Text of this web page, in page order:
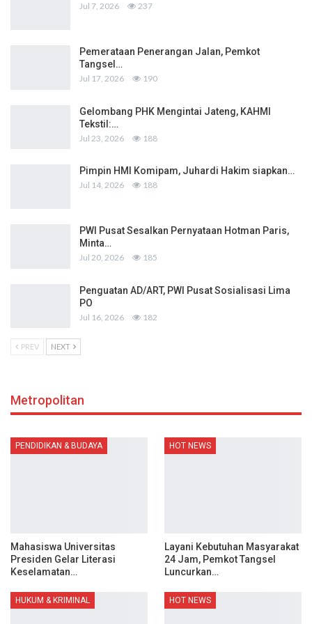
Jul 7, 2026 237
Pemerataan Penerangan Jalan, Pemkot
Tangsel…
Jul 17, 2026 190
Gelombang PHK Mengintai Jateng, KAHMI
Tekstil:…
Jul 23, 2026 188
Pimpin HMI Komipam, Juhardi Hakim siapkan…
Jul 14, 2026 188
PWI Pusat Sesalkan Pernyataan Hotman Paris,
Minta…
Jul 20, 2026 185
Penguatan AD/ART, PWI Pusat Sosialisasi Lima
PO
Jul 16, 2026 182
PREV NEXT
Metropolitan
PENDIDIKAN & BUDAYA
Mahasiswa Universitas
Presiden Gelar Literasi
Keselamatan…
HOT NEWS
Layani Kebutuhan Masyarakat
24 Jam, Pemkot Tangsel
Luncurkan…
HUKUM & KRIMINAL HOT NEWS